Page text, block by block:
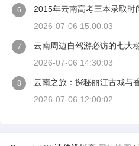
6
2015年云南高考三本录取时
2026-07-06 15:00:03
7
云南周边自驾游必访的七大
2026-07-06 14:30:03
8
云南之旅：探秘丽江古城与
2026-07-06 12:00:02